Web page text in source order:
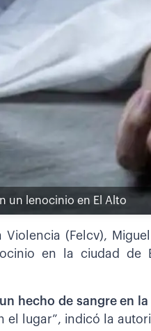
un lenocinio en El Alto
(Felcv),
en la ciudad de
hecho de sangre en la
el lugar”, indicó la